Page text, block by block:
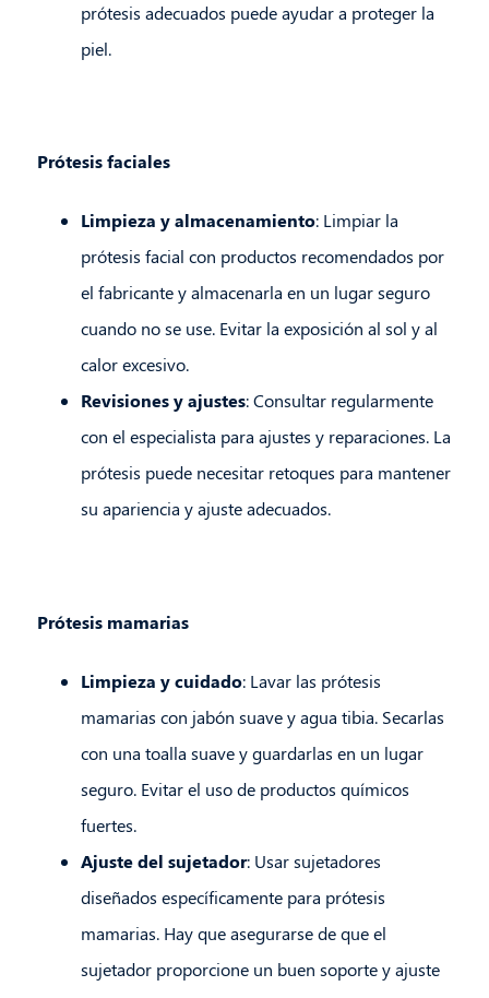
prótesis adecuados puede ayudar a proteger la
piel.
Prótesis faciales
Limpieza y almacenamiento: Limpiar la
prótesis facial con productos recomendados por
el fabricante y almacenarla en un lugar seguro
cuando no se use. Evitar la exposición al sol y al
calor excesivo.
Revisiones y ajustes: Consultar regularmente
con el especialista para ajustes y reparaciones. La
prótesis puede necesitar retoques para mantener
su apariencia y ajuste adecuados.
Prótesis mamarias
Limpieza y cuidado: Lavar las prótesis
mamarias con jabón suave y agua tibia. Secarlas
con una toalla suave y guardarlas en un lugar
seguro. Evitar el uso de productos químicos
fuertes.
Ajuste del sujetador: Usar sujetadores
diseñados específicamente para prótesis
mamarias. Hay que asegurarse de que el
sujetador proporcione un buen soporte y ajuste